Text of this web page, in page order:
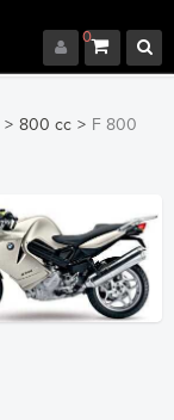
0
> 800 cc > F 800